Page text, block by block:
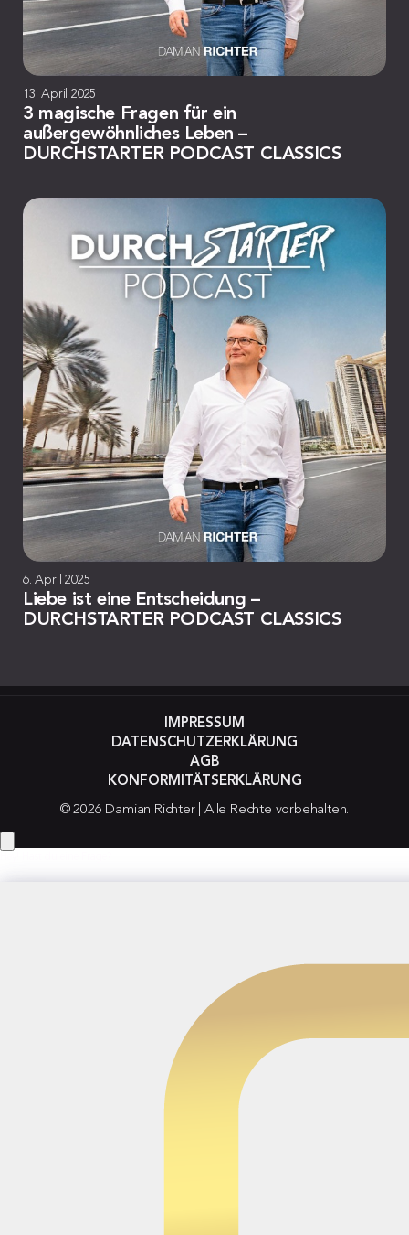
13. April 2025
3 magische Fragen für ein
außergewöhnliches Leben –
DURCHSTARTER PODCAST CLASSICS
6. April 2025
Liebe ist eine Entscheidung –
DURCHSTARTER PODCAST CLASSICS
© 2026 Damian Richter | Alle Rechte vorbehalten.
IMPRESSUM
DATENSCHUTZERKLÄRUNG
AGB
KONFORMITÄTSERKLÄRUNG